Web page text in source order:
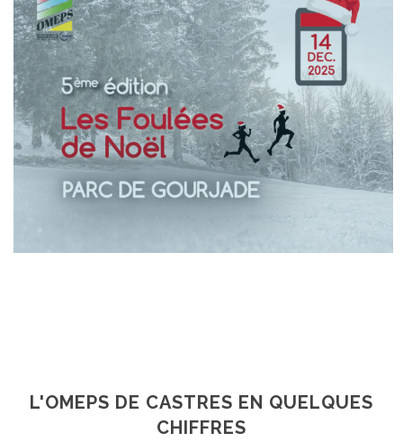
En Savoir +
L'OMEPS DE CASTRES EN QUELQUES
CHIFFRES